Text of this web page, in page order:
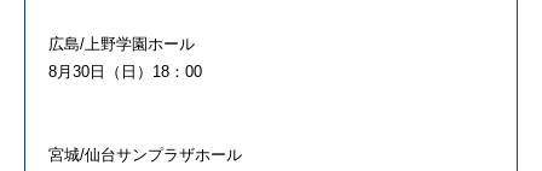
広島/上野学園ホール
8月30日（日）18：00
宮城/仙台サンプラザホール